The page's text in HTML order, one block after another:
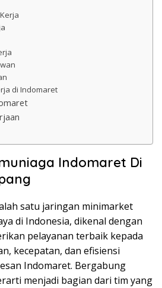
di Indomaret
Indomaret Di
satu jaringan minimarket
di Indonesia, dikenal dengan
pelayanan terbaik kepada
kecepatan, dan efisiensi
Indomaret. Bergabung
menjadi bagian dari tim yang